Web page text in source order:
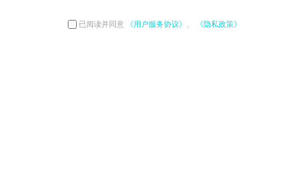
已阅读并同意 《用户服务协议》 《隐私政策》